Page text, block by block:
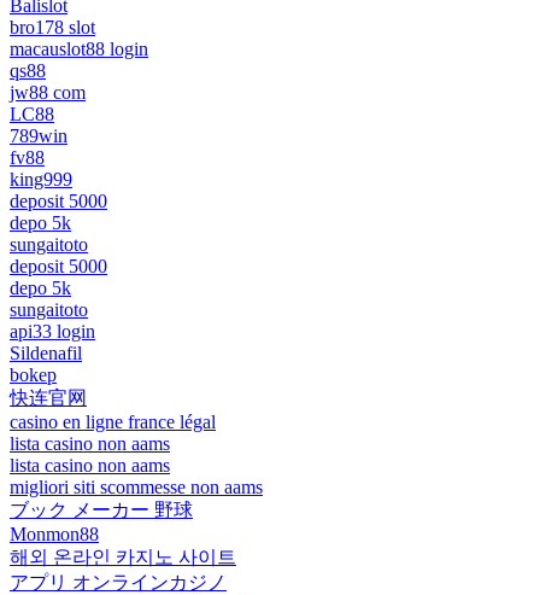
Balislot
bro178 slot
macauslot88 login
qs88
jw88 com
LC88
789win
fv88
king999
deposit 5000
depo 5k
sungaitoto
deposit 5000
depo 5k
sungaitoto
api33 login
Sildenafil
bokep
快连官网
casino en ligne france légal
lista casino non aams
lista casino non aams
migliori siti scommesse non aams
ブック メーカー 野球
Monmon88
해외 온라인 카지노 사이트
アプリ オンラインカジノ